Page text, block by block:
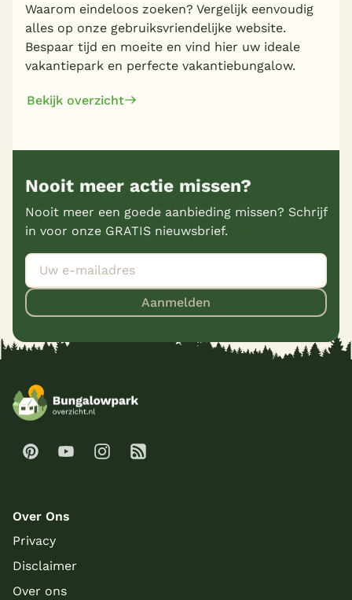
Waarom eindeloos zoeken? Vergelijk eenvoudig
alles op onze gebruiksvriendelijke website.
Bespaar tijd en moeite en vind hier uw ideale
vakantiepark en perfecte vakantiebungalow.
Bekijk overzicht
Nooit meer actie missen?
Nooit meer een goede aanbieding missen? Schrijf
in voor onze GRATIS nieuwsbrief.
Aanmelden
Over Ons
Privacy
Disclaimer
Over ons